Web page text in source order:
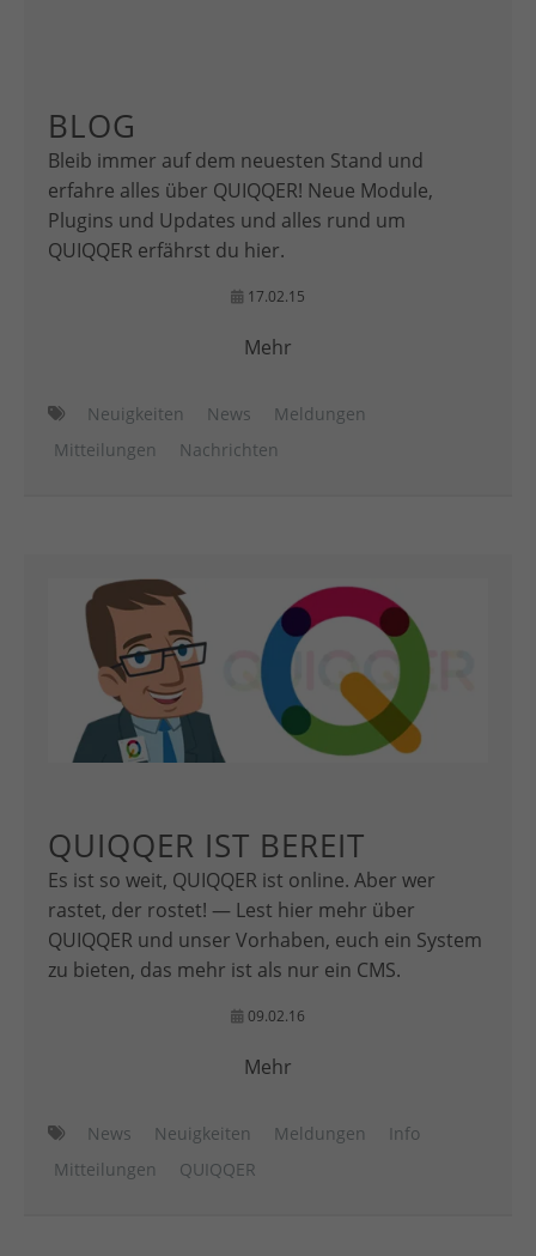
BLOG
Bleib immer auf dem neuesten Stand und
erfahre alles über QUIQQER! Neue Module,
Plugins und Updates und alles rund um
QUIQQER erfährst du hier.
17.02.15
Mehr
Neuigkeiten News
Meldungen
Mitteilungen
Nachrichten
QUIQQER IST BEREIT
Es ist so weit, QUIQQER ist online. Aber wer
rastet, der rostet! — Lest hier mehr über
QUIQQER und unser Vorhaben, euch ein System
zu bieten, das mehr ist als nur ein CMS.
09.02.16
Mehr
News Neuigkeiten Meldungen
Info
Mitteilungen
QUIQQER